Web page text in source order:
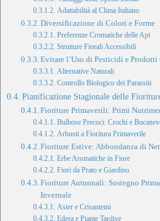
Adattabilità al Clima Italiano
Diversificazione di Colori e Forme
Preferenze Cromatiche delle Api
Strutture Fiorali Accessibili
Evitare l’Uso di Pesticidi e
Alternative Naturali
Controllo Biologico dei Parassiti
Pianificazione Stagionale delle
Fioriture Primaverili: Primi
Bulbose Precoci: Crochi e
Arbusti a Fioritura Primaverile
Fioriture Estive: Abbondanza di
Erbe Aromatiche in Fiore
Fiori da Prato e Giardino
Fioriture Autunnali: Sostegno
Invernale
Aster e Crisantemi
Edera e Piante Tardive